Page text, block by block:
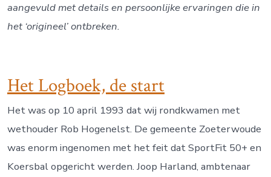
aangevuld met details en persoonlijke ervaringen die in
het ‘origineel’ ontbreken.
Het Logboek, de start
Het was op 10 april 1993 dat wij rondkwamen met
wethouder Rob Hogenelst. De gemeente Zoeterwoude
was enorm ingenomen met het feit dat SportFit 50+ en
Koersbal opgericht werden. Joop Harland, ambtenaar